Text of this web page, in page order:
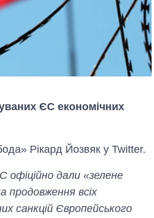
ЄС економічних
Рікард Йозвяк у Twitter.
офіційно дали «зелене
продовження всіх
санкцій Європейського